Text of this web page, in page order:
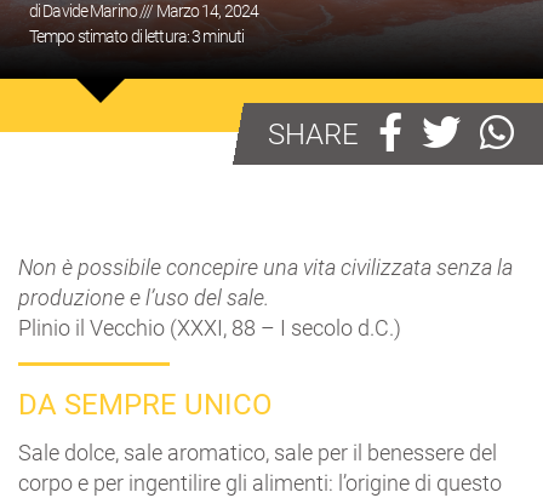
diDavide Marino/// Marzo 14, 2024
Tempo stimato di lettura:3minuti
SHARE
Non è possibile concepire una vita civilizzata senza la
produzione e l’uso del sale.
Plinio il Vecchio (XXXI, 88 – I secolo d.C.)
DA SEMPRE UNICO
Sale dolce, sale aromatico, sale per il benessere del
corpo e per ingentilire gli alimenti: l’origine di questo